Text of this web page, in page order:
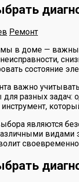
Ремонт
в доме —
состояние
важно
для разных
являются
видами